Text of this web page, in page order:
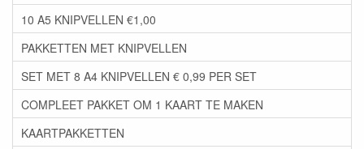
10 A5 KNIPVELLEN €1,00
PAKKETTEN MET KNIPVELLEN
SET MET 8 A4 KNIPVELLEN € 0,99 PER SET
COMPLEET PAKKET OM 1 KAART TE MAKEN
KAARTPAKKETTEN